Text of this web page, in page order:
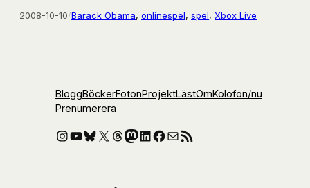
2008-10-10/Barack Obama, onlinespel, spel, Xbox Live
BloggBöckerFotonProjektLästOmKolofon/nu
Prenumerera
Instagram
YouTube
Bluesky
X Threads
Mastodon
LinkedIn
Facebook
E-postRSS-flöde